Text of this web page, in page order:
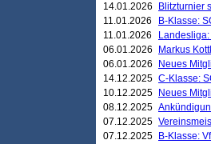
14.01.2026
Blitzturnier
11.01.2026
B-Klasse:
11.01.2026
06.01.2026
Markus
06.01.2026
Neues
14.12.2025 C-Klasse:
10.12.2025
Neues
08.12.2025
07.12.2025
07.12.2025
B-Klasse: